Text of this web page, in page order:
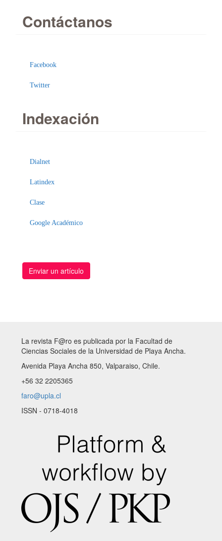
Contáctanos
Facebook
Twitter
Indexación
Dialnet
Latindex
Clase
Google Académico
un
artículo
Enviar un artículo
La revista F@ro es publicada por la Facultad de
Ciencias Sociales de la Universidad de Playa Ancha.
Avenida Playa Ancha 850, Valparaiso, Chile.
+56 32 2205365
faro@upla.cl
ISSN - 0718-4018